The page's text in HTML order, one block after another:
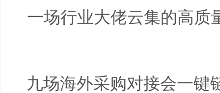
一场行业大佬云集的高质
九场海外采购对接会一键